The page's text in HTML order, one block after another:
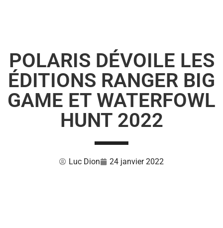
POLARIS DÉVOILE LES
ÉDITIONS RANGER BIG
GAME ET WATERFOWL
HUNT 2022
Luc Dion 24 janvier 2022